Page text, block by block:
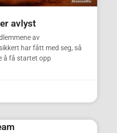
avlyst
av
har fått med seg, så
å få startet opp